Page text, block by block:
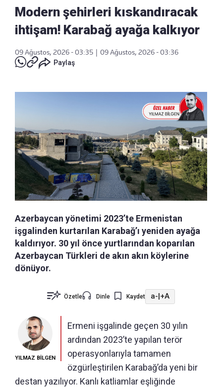
Modern şehirleri kıskandıracak
ihtişam! Karabağ ayağa kalkıyor
09 Ağustos, 2026 - 03:35
09 Ağustos, 2026 - 03:36
Paylaş
Azerbaycan yönetimi 2023’te Ermenistan
işgalinden kurtarılan Karabağ’ı yeniden ayağa
kaldırıyor. 30 yıl önce yurtlarından koparılan
Azerbaycan Türkleri de akın akın köylerine
dönüyor.
Özetle Dinle Kaydet a-|+A
YILMAZ BİLGEN
Ermeni işgalinde geçen 30 yılın
ardından 2023’te yapılan terör
operasyonlarıyla tamamen
özgürleştirilen Karabağ’da yeni bir
destan yazılıyor. Kanlı katliamlar eşliğinde